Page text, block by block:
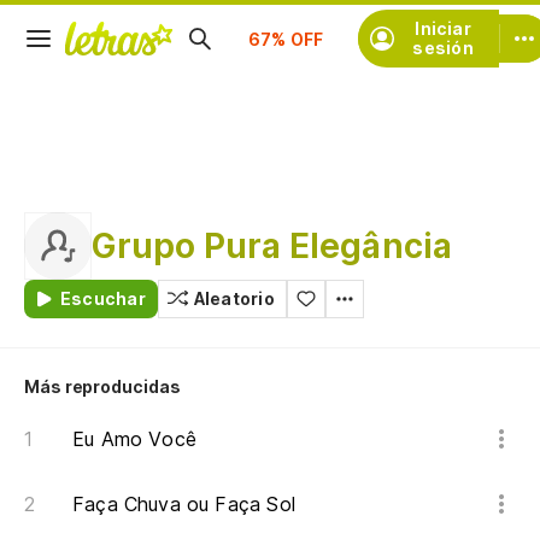
Iniciar
sesión
Suscríbete
Grupo Pura Elegância
Escuchar Aleatorio
Más reproducidas
Eu Amo Você
Faça Chuva ou Faça Sol